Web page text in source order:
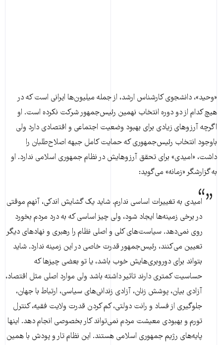
«وحید»، دانشجوی کارشناس ارشد، از جمله میلیون‌ها ایرانی است که در
هیچ کدام از دو دوره انتخاب نهمین رئیس‌جمهور شرکت نکرده است. او
اگرچه آرزوهای زیادی برای بهبود وضعیت اجتماعی و اقتصادی دارد ولی
باوجود انتخاب رئیس‌جمهوری که حمایت کامل جبهه اصلاح‌طلبان را
داشت، «امیدی» برای تحقق آرزوهایش در نظام جمهوری اسلامی ندارد. او
به گزارشگر «زمانه» می‌گوید:
امیدی به تغییرات اساسی ندارم. شاید یک گشایش اندکی، آنهم موقتی
در برخی زمینه‌ها ایجاد شود، ولی چیز اساسی که به درد مردم بخورد
روی نمی‌دهد. سیاست‌های کلی و اصلی نظام را رهبری و نهادهای دیگر
تعیین می‌کنند، رئیس‌جمهور قدرت خاصی در این زمینه ندارد. شاید
بتواند برای دوروبری‌هایش خوب باشد، یا تو بعضی چیزها که
حساسیت کمتری دارند تاثیر داشته باشد ولی موارد اصلی مثل اقتصاد،
آزادی بیان، پوشش زنان، آزادی زندانی‌های سیاسی، ارتباط با جهان،
جلوگیری از فساد و رانت دولتی، کم کردن قدرت ولایت فقیه، کنترل
تورم و بهبودی معیشت مردم نمی‌تواند کار بخصوصی انجام دهد. اینها
پایه‌های رژیم جمهوری اسلامی هستند. این نظام تار و پودش با همین